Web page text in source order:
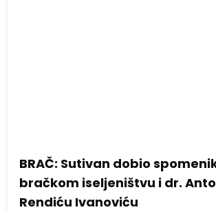
BRAČ: Sutivan dobio
bračkom iseljeništvu i dr.
Rendiću Ivanoviću